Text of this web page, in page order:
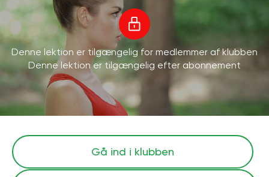
Denne lektion er tilgængelig for medlemmer af klubben
Denne lektion er tilgængelig efter abonnement
Gå ind i klubben